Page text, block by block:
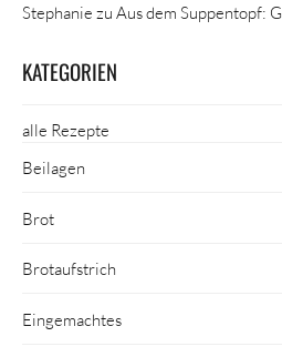
Stephanie zu Aus dem Suppentopf:
KATEGORIEN
alle Rezepte
Beilagen
Brot
Brotaufstrich
Eingemachtes